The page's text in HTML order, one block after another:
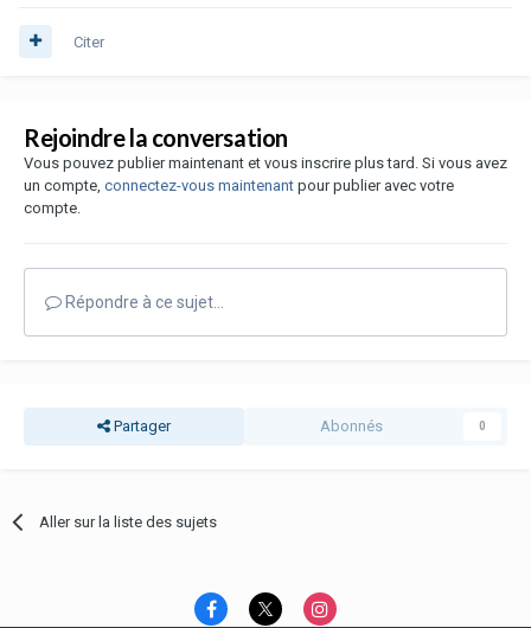
Citer
Rejoindre la conversation
Vous pouvez publier maintenant et vous inscrire plus tard. Si vous avez
un compte, connectez-vous maintenant pour publier avec votre
compte.
Répondre à ce sujet…
Partager Abonnés 0
Aller sur la liste des sujets